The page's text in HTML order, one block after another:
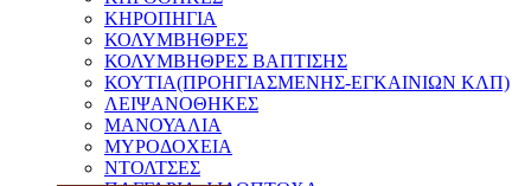
ΚΗΡΟΠΗΓΙΑ
ΚΟΛΥΜΒΗΘΡΕΣ
ΚΟΛΥΜΒΗΘΡΕΣ ΒΑΠΤΙΣΗΣ
ΚΟΥΤΙΑ(ΠΡΟΗΓΙΑΣΜΕΝΗΣ-ΕΓΚΑΙΝΙΩΝ ΚΛΠ)
ΛΕΙΨΑΝΟΘΗΚΕΣ
ΜΑΝΟΥΑΛΙΑ
ΜΥΡΟΔΟΧΕΙΑ
ΝΤΟΛΤΣΕΣ